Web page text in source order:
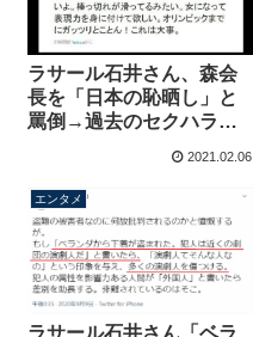
ラサール石井さん、森会
長を「日本の恥晒し」と
罵倒→過去のセクハラ投
真央ちゃんは早く彼氏を
作るべき。エッチしなき
ゃキムヨナには勝てない
よ」
2021.02.06
エンタメ